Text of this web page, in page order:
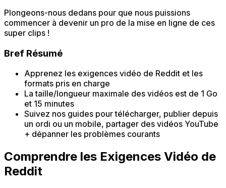
Plongeons-nous dedans pour que nous puissions
commencer à devenir un pro de la mise en ligne de ces
super clips !
Bref Résumé
Apprenez les exigences vidéo de Reddit et les
formats pris en charge
La taille/longueur maximale des vidéos est de 1 Go
et 15 minutes
Suivez nos guides pour télécharger, publier depuis
un ordi ou un mobile, partager des vidéos YouTube
+ dépanner les problèmes courants
Comprendre les Exigences Vidéo de
Reddit